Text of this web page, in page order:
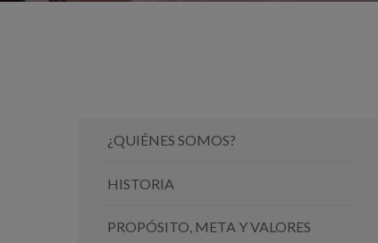
¿QUIÉNES SOMOS?
HISTORIA
PROPÓSITO, META Y VALORES